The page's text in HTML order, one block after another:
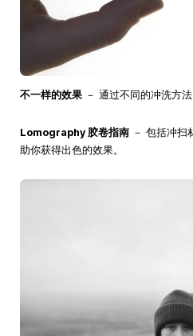
不一样的效果 － 通过不同的冲洗方
Lomography 胶卷指南 － 包括冲扫
助你获得出色的效果。